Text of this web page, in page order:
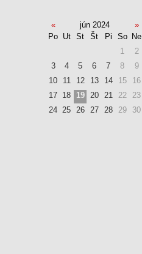
« jún 2024
»
Po Ut St Št Pi So
Ne
1
2
3
4 5 6 7 8
9
10
11 12 13 14 15
16
17 18 19 20 21 22
23
24 25 26 27 28 29 30